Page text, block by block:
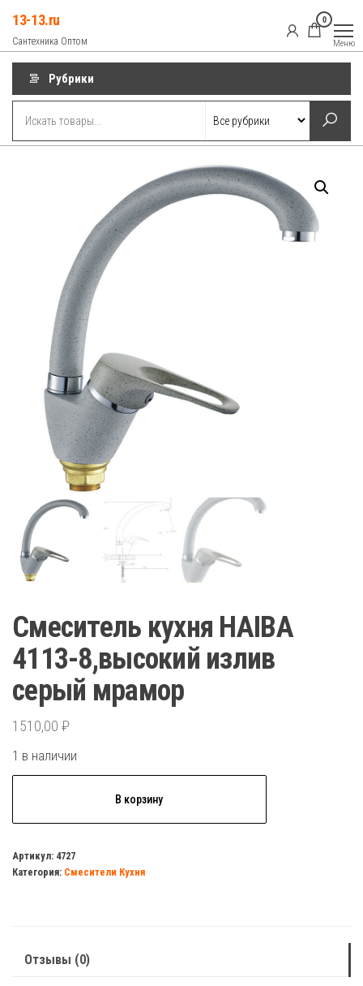
содержимому
13-13.ru
Сантехника Оптом
0
Меню
Рубрики
Смеситель кухня HAIBA
4113-8,высокий излив
серый мрамор
1510,00 ₽
1 в наличии
кухня
HAIBA
серый
В корзину
Артикул: 4727
Категория: Смесители Кухня
Отзывы (0)